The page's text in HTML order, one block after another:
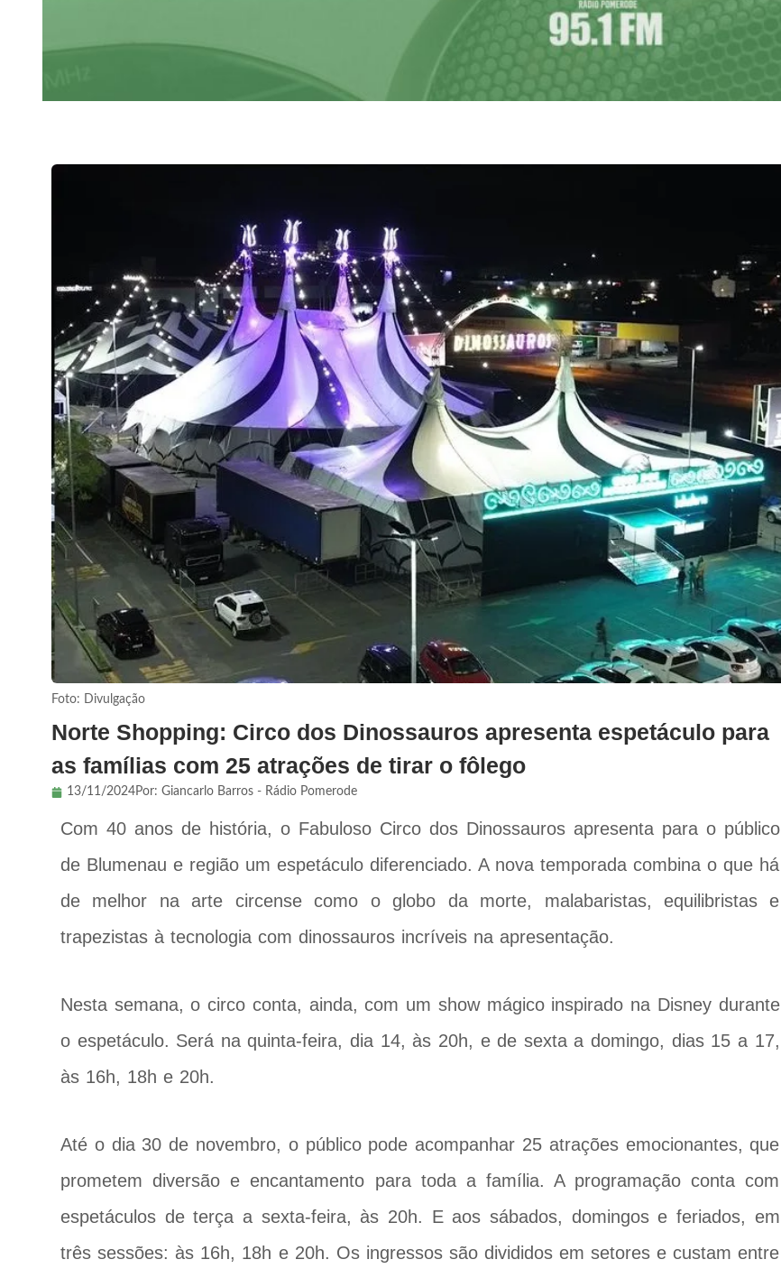
Foto: Divulgação
Norte Shopping: Circo dos Dinossauros apresenta espetáculo para
as famílias com 25 atrações de tirar o fôlego
13/11/2024Por: Giancarlo Barros - Rádio Pomerode
Com 40 anos de história, o Fabuloso Circo dos Dinossauros apresenta para o público
de Blumenau e região um espetáculo diferenciado. A nova temporada combina o que há
de melhor na arte circense como o globo da morte, malabaristas, equilibristas e
trapezistas à tecnologia com dinossauros incríveis na apresentação.
Nesta semana, o circo conta, ainda, com um show mágico inspirado na Disney durante
o espetáculo. Será na quinta-feira, dia 14, às 20h, e de sexta a domingo, dias 15 a 17,
às 16h, 18h e 20h.
Até o dia 30 de novembro, o público pode acompanhar 25 atrações emocionantes, que
prometem diversão e encantamento para toda a família. A programação conta com
espetáculos de terça a sexta-feira, às 20h. E aos sábados, domingos e feriados, em
três sessões: às 16h, 18h e 20h. Os ingressos são divididos em setores e custam entre